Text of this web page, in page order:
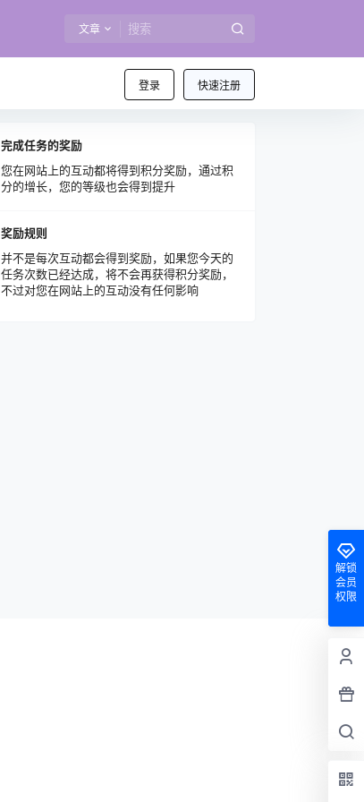
文章
登录 快速注册
完成任务的奖励
您在网站上的互动都将得到积分奖励，通过积
分的增长，您的等级也会得到提升
奖励规则
并不是每次互动都会得到奖励，如果您今天的
任务次数已经达成，将不会再获得积分奖励，
不过对您在网站上的互动没有任何影响
解锁
会员
权限